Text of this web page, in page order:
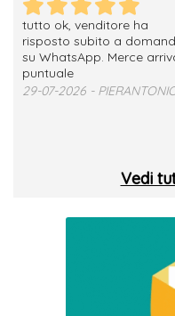
tutto ok, venditore ha
risposto subito a
su WhatsApp. Merce
puntuale
29-07-2026 -
Vedi